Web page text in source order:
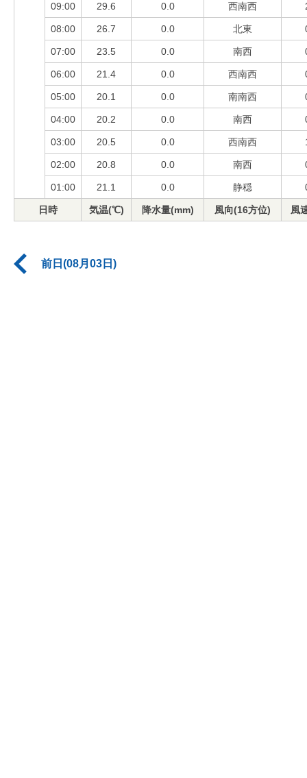
09:00 29.6 0.0 西南西
08:00 26.7 0.0 北東
07:00 23.5 0.0 南西
06:00 21.4 0.0 西南西
05:00 20.1 0.0 南南西
04:00 20.2 0.0 南西
03:00 20.5 0.0 西南西
02:00 20.8 0.0 南西
01:00 21.1 0.0 静穏
日時 気温(℃) 降水量(mm) 風向(16方位) 風
前日(08月03日)